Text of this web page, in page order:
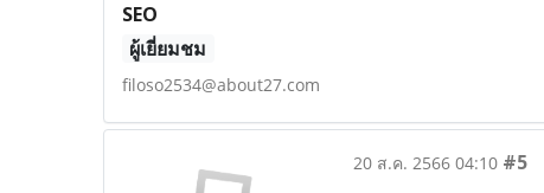
SEO
ผู้เยี่ยมชม
filoso2534@about27.com
20 ส.ค. 2566 04:10 #5